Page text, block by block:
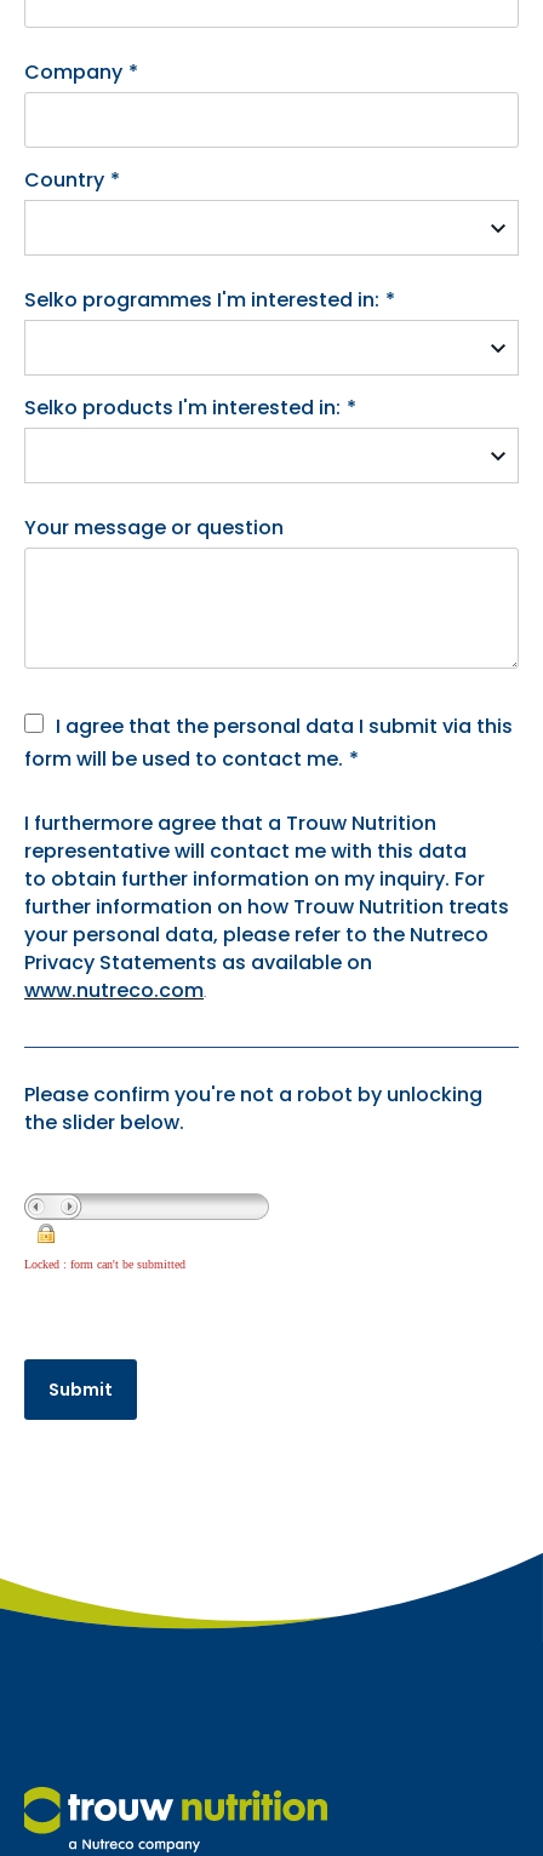
Company *
Country *
Selko programmes I'm interested in: *
Selko products I'm interested in: *
Your message or question
I agree that the personal data I submit via this
form will be used to contact me. *
I furthermore agree that a Trouw Nutrition
representative will contact me with this data
to obtain further information on my inquiry. For
further information on how Trouw Nutrition treats
your personal data, please refer to the Nutreco
Privacy Statements as available on
www.nutreco.com.
Please confirm you're not a robot by unlocking
the slider below.
Locked : form can't be submitted